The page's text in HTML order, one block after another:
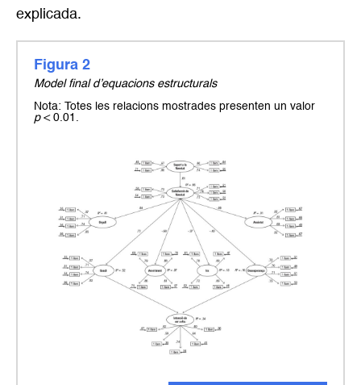
explicada.
Figura 2
Model final d’equacions estructurals
Nota: Totes les relacions mostrades presenten un valor
p< 0.01.